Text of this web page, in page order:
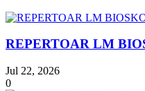
REPERTOAR LM
Jul 22, 2026
0